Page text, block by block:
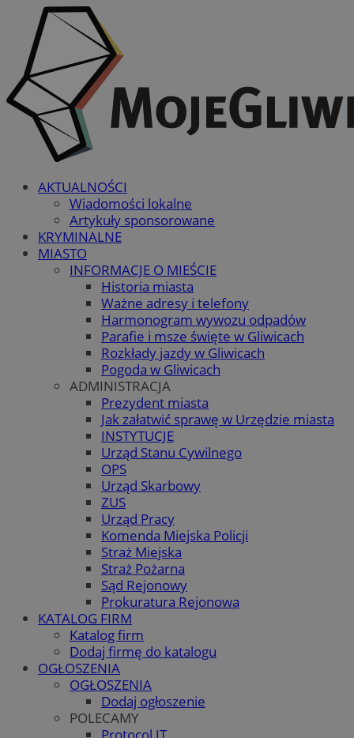
AKTUALNOŚCI
Wiadomości lokalne
Artykuły sponsorowane
KRYMINALNE
MIASTO
INFORMACJE O MIEŚCIE
Historia miasta
Ważne adresy i telefony
Harmonogram wywozu odpadów
Parafie i msze święte w Gliwicach
Rozkłady jazdy w Gliwicach
Pogoda w Gliwicach
ADMINISTRACJA
Prezydent miasta
Jak załatwić sprawę w Urzędzie miasta
INSTYTUCJE
Urząd Stanu Cywilnego
OPS
Urząd Skarbowy
ZUS
Urząd Pracy
Komenda Miejska Policji
Straż Miejska
Straż Pożarna
Sąd Rejonowy
Prokuratura Rejonowa
KATALOG FIRM
Katalog firm
Dodaj firmę do katalogu
OGŁOSZENIA
OGŁOSZENIA
Dodaj ogłoszenie
POLECAMY